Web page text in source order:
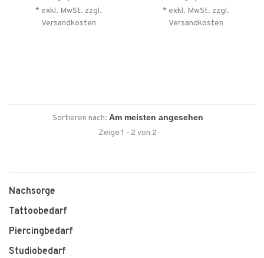
* exkl. MwSt. zzgl.
Versandkosten
* exkl. MwSt. zzgl.
Versandkosten
Sortieren nach:
Zeige 1 - 2 von 2
Nachsorge
Tattoobedarf
Piercingbedarf
Studiobedarf